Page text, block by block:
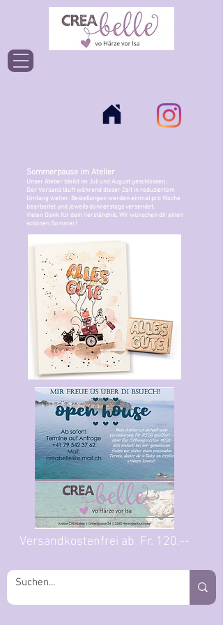
Sommerpause im Atelier
Unser Atelier bleibt im Juli und August geschlossen.
Der Versand läuft während dieser Zeit in reduziertem
Umfang weiter. Bestellungen werden einmal pro Woche
bearbeitet und jeweils donnerstags versendet.
Vielen Dank für dein Verständnis. Wir wünschen dir einen
schönen Sommer!
Versandkostenfrei ab Fr. 120.--